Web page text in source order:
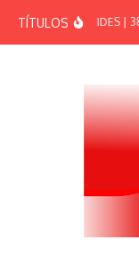
TÍTULOSEFEMÉRIDES |